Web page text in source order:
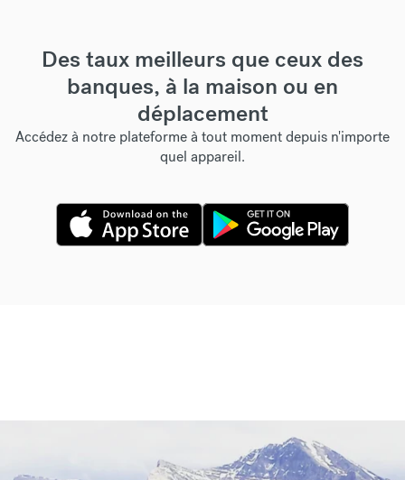
Des taux meilleurs que ceux des
banques, à la maison ou en
déplacement
Accédez à notre plateforme à tout moment depuis n'importe
quel appareil.